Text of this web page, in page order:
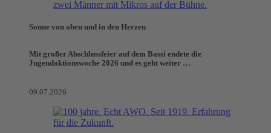
Sonne von oben und in den Herzen
Mit großer Abschlussfeier auf dem Bassi endete die
Jugendaktionswoche 2026 und es geht weiter …
09.07.2026